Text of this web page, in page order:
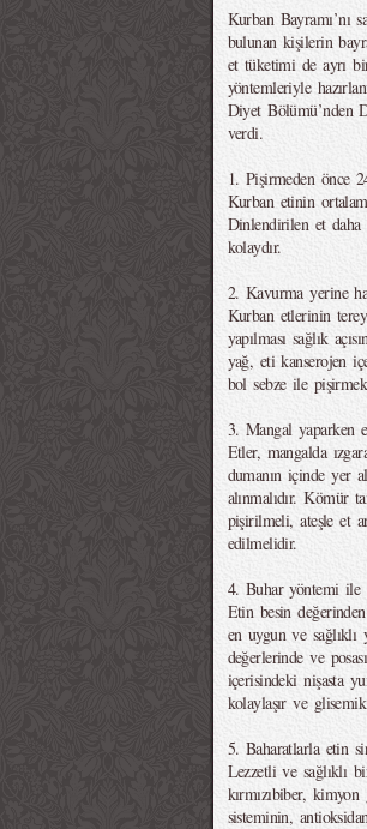
Kurban Bayramı’nı
bulunan kişilerin
et tüketimi de ayrı
yöntemleriyle
Diyet Bölümü’nden
verdi.
1. Pişirmeden önce
Kurban etinin
Dinlendirilen et
kolaydır.
2. Kavurma yerine
Kurban etlerinin
yapılması sağlık
yağ, eti kanserojen
bol sebze ile
3. Mangal yaparken
Etler, mangalda
dumanın içinde yer
alınmalıdır. Kömür
pişirilmeli, ateşle et
edilmelidir.
4. Buhar yöntemi ile
Etin besin
en uygun ve
değerlerinde ve
içerisindeki nişasta
kolaylaşır ve
5. Baharatlarla etin
Lezzetli ve sağlıklı
kırmızıbiber,
sisteminin,